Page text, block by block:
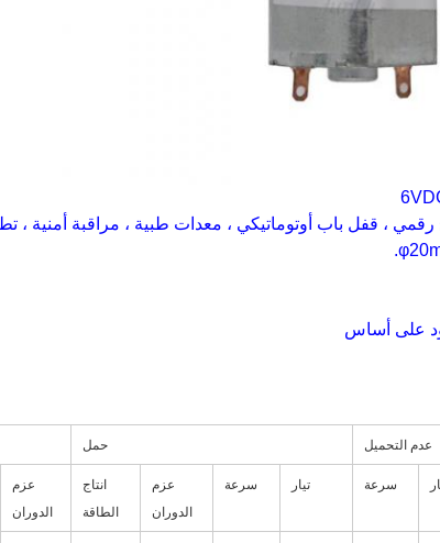
عدم التحميل حمل
سرعة تيار سرعة
عزم
الدوران
انتاج
الطاقة
عزم
الدوران